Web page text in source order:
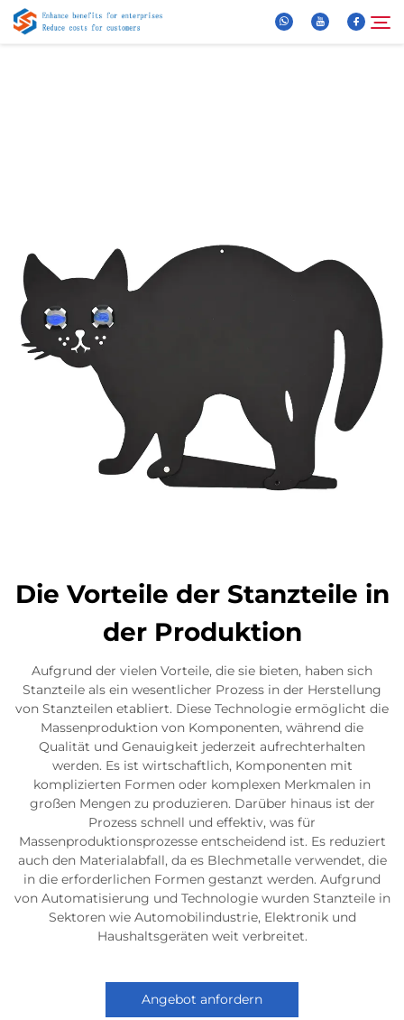
FAQ
Video
Kontaktieren Sie uns
Die Vorteile der Stanzteile in
der Produktion
Aufgrund der vielen Vorteile, die sie bieten, haben sich
Stanzteile als ein wesentlicher Prozess in der Herstellung
von Stanzteilen etabliert. Diese Technologie ermöglicht die
Massenproduktion von Komponenten, während die
Qualität und Genauigkeit jederzeit aufrechterhalten
werden. Es ist wirtschaftlich, Komponenten mit
komplizierten Formen oder komplexen Merkmalen in
großen Mengen zu produzieren. Darüber hinaus ist der
Prozess schnell und effektiv, was für
Massenproduktionsprozesse entscheidend ist. Es reduziert
auch den Materialabfall, da es Blechmetalle verwendet, die
in die erforderlichen Formen gestanzt werden. Aufgrund
von Automatisierung und Technologie wurden Stanzteile in
Sektoren wie Automobilindustrie, Elektronik und
Haushaltsgeräten weit verbreitet.
Angebot anfordern